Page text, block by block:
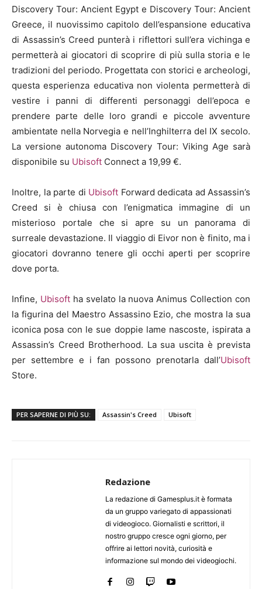
Discovery Tour: Ancient Egypt e Discovery Tour: Ancient
Greece, il nuovissimo capitolo dell’espansione educativa
di Assassin’s Creed punterà i riflettori sull’era vichinga e
permetterà ai giocatori di scoprire di più sulla storia e le
tradizioni del periodo. Progettata con storici e archeologi,
questa esperienza educativa non violenta permetterà di
vestire i panni di differenti personaggi dell’epoca e
prendere parte delle loro grandi e piccole avventure
ambientate nella Norvegia e nell’Inghilterra del IX secolo.
La versione autonoma Discovery Tour: Viking Age sarà
disponibile su Ubisoft Connect a 19,99 €.
Inoltre, la parte di Ubisoft Forward dedicata ad Assassin’s
Creed si è chiusa con l’enigmatica immagine di un
misterioso portale che si apre su un panorama di
surreale devastazione. Il viaggio di Eivor non è finito, ma i
giocatori dovranno tenere gli occhi aperti per scoprire
dove porta.
Infine, Ubisoftha svelato la nuova Animus Collection con
la figurina del Maestro Assassino Ezio, che mostra la sua
iconica posa con le sue doppie lame nascoste, ispirata a
Assassin’s Creed Brotherhood. La sua uscita è prevista
per settembre e i fan possono prenotarla dall’Ubisoft
Store.
PER SAPERNE DI PIÙ SU: Assassin's Creed Ubisoft
Redazione
La redazione di Gamesplus.it è formata
da un gruppo variegato di appassionati
di videogioco. Giornalisti e scrittori, il
nostro gruppo cresce ogni giorno, per
offrire ai lettori novità, curiosità e
informazione sul mondo dei videogiochi.